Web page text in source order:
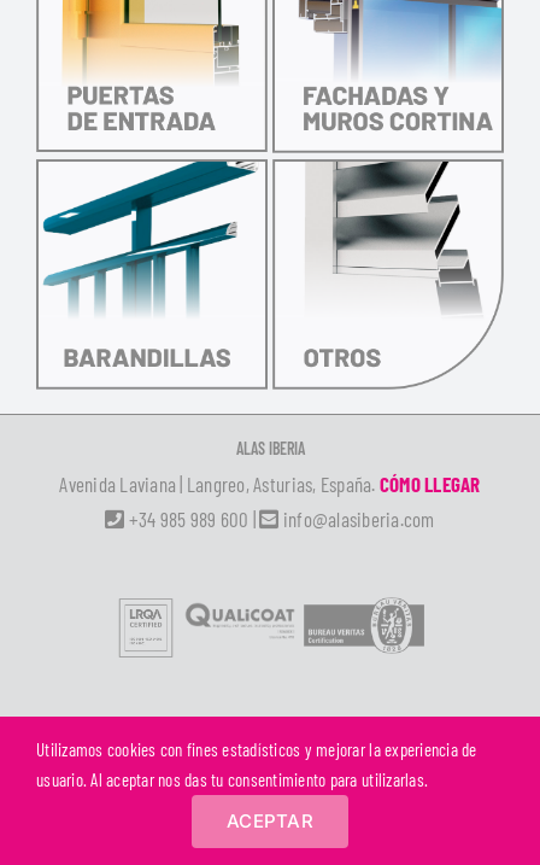
ALAS IBERIA
Avenida Laviana | Langreo, Asturias, España. CÓMO LLEGAR
+34 985 989 600
info@alasiberia.com
©ALAS IBERIA S.L.U. | Todos los derechos reservados |Aviso Legal|Política de
Privacidad|Política de Cookies
FacebookInstagramLinkedIn
Utilizamos cookies con fines estadísticos y mejorar la experiencia de
usuario. Al aceptar nos das tu consentimiento para utilizarlas.
ACEPTAR